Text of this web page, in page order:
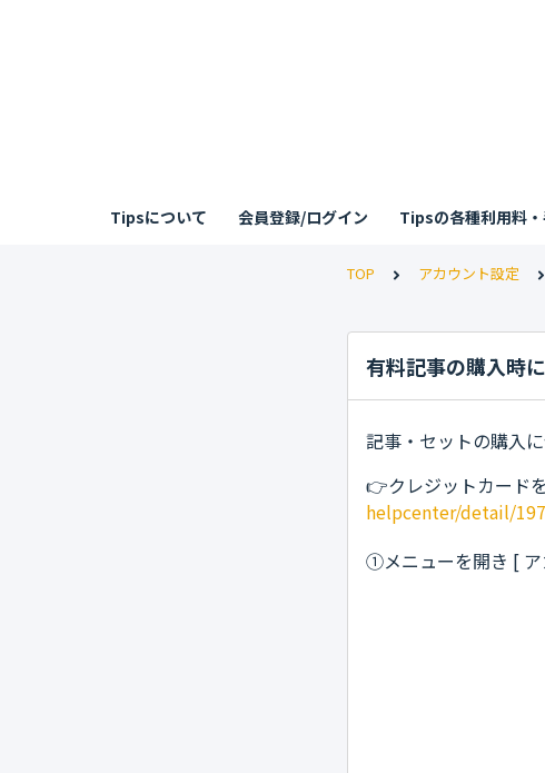
Tipsについて 会員登録/ログイン Tipsの各種利用料
TOP アカウント設定
有料記事の購入時
記事・セットの購入
👉クレジットカード
helpcenter/detail/
①メニューを開き [ ア